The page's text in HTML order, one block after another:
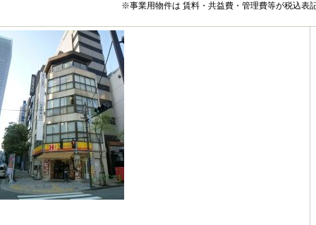
※事業用物件は 賃料・共益費・管理費等が税込表